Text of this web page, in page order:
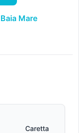
Mare
Caretta